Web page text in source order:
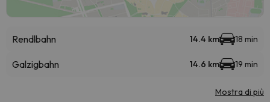
Rendlbahn 14.4 km 18 min
Galzigbahn 14.6 km 19 min
Mostra di più